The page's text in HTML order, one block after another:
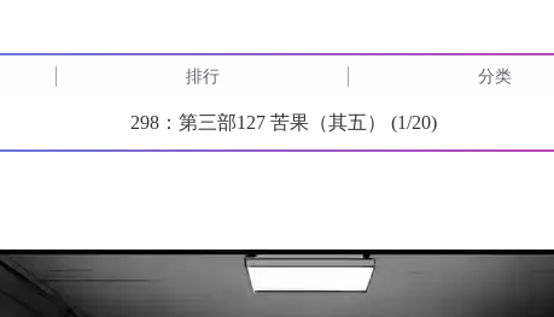
排行 分类
298：第三部127 苦果（其五） (1/20)